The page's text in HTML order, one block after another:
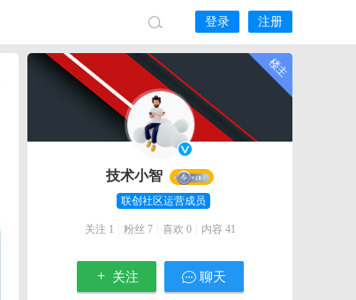
登录 注册
技术小智
联创社区运营成员
关注 1 粉丝 7| 喜欢 0| 内容 41
关注 聊天